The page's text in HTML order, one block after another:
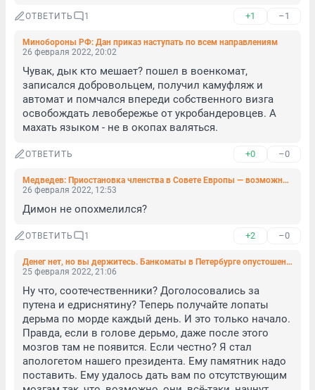
ОТВЕТИТЬ 1 +1 –1
Минобороны РФ: Дан приказ наступать по всем направлениям
26 февраля 2022, 20:02
Чувак, дык кто мешает? пошел в военкомат,
записался добровольцем, получил камуфляж и
автомат и помчался впереди собственного визга
освобождать левобережье от укробандеровцев. А
махать языком - не в окопах валяться.
ОТВЕТИТЬ +0 –0
Медведев: Приостановка членства в Совете Европы — возможность восстановить важные институты, типа смертной казни
26 февраля 2022, 12:53
Димон не опохмелился?
ОТВЕТИТЬ 1 +2 –0
Денег нет, но вы держитесь. Банкоматы в Петербурге опустошены
25 февраля 2022, 21:06
Ну что, соотечественники? Доголосовались за
путена и едриснятину? Теперь получайте лопаты
дерьма по морде каждый день. И это только начало.
Правда, если в голове дерьмо, даже после этого
мозгов там не появится. Если честно? Я стал
апологетом нашего президента. Ему памятник надо
поставить. Ему удалось дать вам по отсутствующим